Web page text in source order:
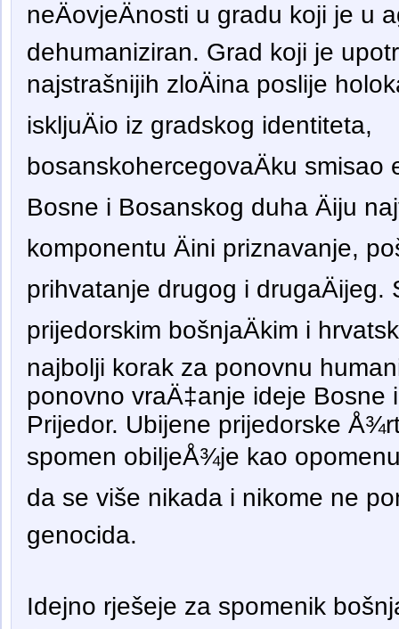
neÄovjeÄnosti u gradu koji je u
dehumaniziran. Grad koji je
najstrašnijih zloÄina poslije
iskljuÄio iz gradskog identiteta,
bosanskohercegovaÄku
Bosne i Bosanskog duha Äiju
komponentu Äini priznavanje,
prihvatanje drugog i drugaÄijeg.
prijedorskim bošnjaÄkim i
najbolji korak za ponovnu
ponovno vraÄ‡anje ideje Bosne
Prijedor. Ubijene prijedorske
spomen obiljeÅ¾je kao opomenu
da se više nikada i nikome ne
genocida.
Idejno rješeje za spomenik